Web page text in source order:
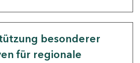
besonderer
für regionale